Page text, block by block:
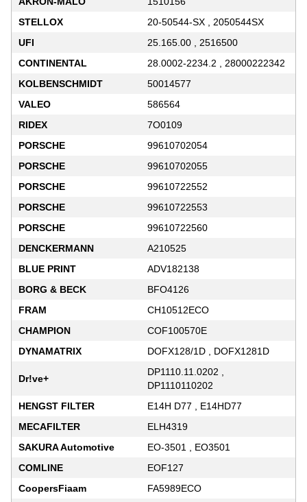
STELLOX
20-50544-SX , 2050544SX
UFI
25.165.00 , 2516500
CONTINENTAL
28.0002-2234.2 , 28000222342
KOLBENSCHMIDT
50014577
VALEO
586564
RIDEX
7O0109
PORSCHE
99610702054
PORSCHE
99610702055
PORSCHE
99610722552
PORSCHE
99610722553
PORSCHE
99610722560
DENCKERMANN
A210525
BLUE PRINT
ADV182138
BORG & BECK
BFO4126
FRAM
CH10512ECO
CHAMPION
COF100570E
DYNAMATRIX
DOFX128/1D , DOFX1281D
Dr!ve+
DP1110.11.0202 ,
DP1110110202
HENGST FILTER
E14H D77 , E14HD77
MECAFILTER
ELH4319
SAKURA Automotive
EO-3501 , EO3501
COMLINE
EOF127
CoopersFiaam
FA5989ECO